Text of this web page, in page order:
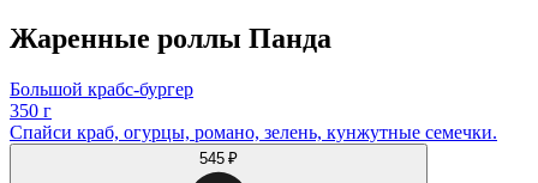
Жаренные роллы Панда
Большой крабс-бургер
350 г
Спайси краб, огурцы, романо, зелень, кунжутные семечки.
545 ₽